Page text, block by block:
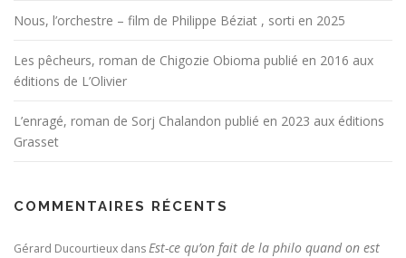
Nous, l’orchestre – film de Philippe Béziat , sorti en 2025
Les pêcheurs, roman de Chigozie Obioma publié en 2016 aux
éditions de L’Olivier
L’enragé, roman de Sorj Chalandon publié en 2023 aux éditions
Grasset
COMMENTAIRES RÉCENTS
Gérard Ducourtieux dansEst-ce qu’on fait de la philo quand on est